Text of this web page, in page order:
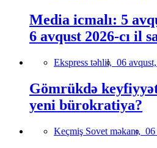
Media icmalı: 5
6 avqust 2026-cı il
Ekspress təhlil, 06
Gömrükdə
yeni bürokratiya?
Keçmiş Sovet məkanı, 06